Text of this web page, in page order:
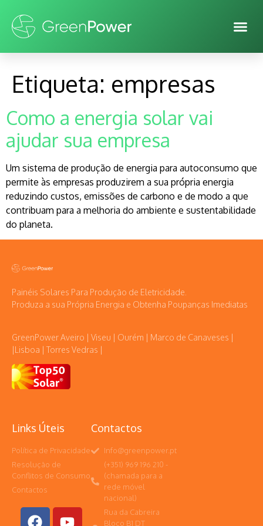
Etiqueta: empresas
Como a energia solar vai
ajudar sua empresa
Um sistema de produção de energia para autoconsumo que
permite às empresas produzirem a sua própria energia
reduzindo custos, emissões de carbono e de modo a que
contribuam para a melhoria do ambiente e sustentabilidade
do planeta.
Painéis Solares Para Produção de Eletricidade.
Produza a sua Própria Energia e Obtenha Poupanças Imediatas
GreenPower Aveiro | Viseu | Ourém | Marco de Canaveses |
|Lisboa | Torres Vedras |
Links Úteis
Política de Privacidade
Resolução de
Conflitos de Consumo
Contactos
Contactos
Info@greenpower.pt
(+351) 969 196 210 -
(chamada para a
rede móvel
nacional)
Rua da Cabreira
Bloco B1 DT